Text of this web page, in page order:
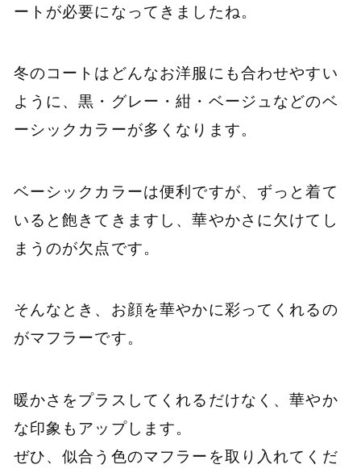
ートが必要になってきましたね。
冬のコートはどんなお洋服にも合わせやすい
ように、黒・グレー・紺・ベージュなどのベ
ーシックカラーが多くなります。
ベーシックカラーは便利ですが、ずっと着て
いると飽きてきますし、華やかさに欠けてし
まうのが欠点です。
そんなとき、お顔を華やかに彩ってくれるの
がマフラーです。
暖かさをプラスしてくれるだけなく、華やか
な印象もアップします。
ぜひ、似合う色のマフラーを取り入れてくだ